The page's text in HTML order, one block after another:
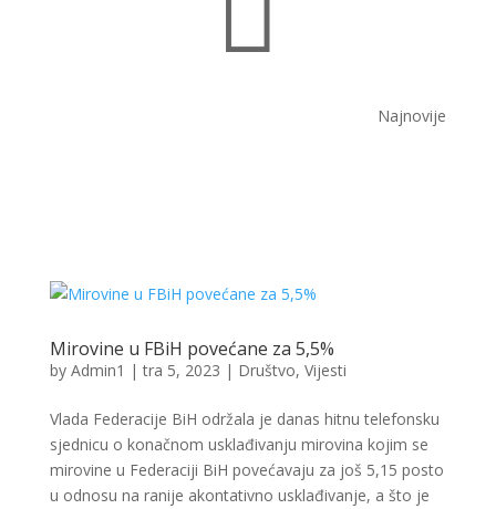
Najnovije
Mirovine u FBiH povećane za 5,5%
by Admin1 |tra 5, 2023 | Društvo, Vijesti
Vlada Federacije BiH održala je danas hitnu telefonsku
sjednicu o konačnom usklađivanju mirovina kojim se
mirovine u Federaciji BiH povećavaju za još 5,15 posto
u odnosu na ranije akontativno usklađivanje, a što je